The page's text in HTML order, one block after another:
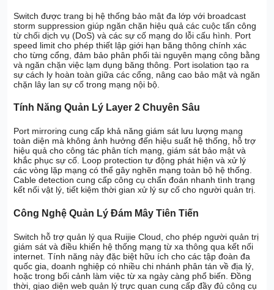
Switch được trang bị hệ thống bảo mật đa lớp với broadcast
storm suppression giúp ngăn chặn hiệu quả các cuộc tấn công
từ chối dịch vụ (DoS) và các sự cố mạng do lỗi cấu hình. Port
speed limit cho phép thiết lập giới hạn băng thông chính xác
cho từng cổng, đảm bảo phân phối tài nguyên mạng công bằng
và ngăn chặn việc lạm dụng băng thông. Port isolation tạo ra
sự cách ly hoàn toàn giữa các cổng, nâng cao bảo mật và ngăn
chặn lây lan sự cố trong mạng nội bộ.
Tính Năng Quản Lý Layer 2 Chuyên Sâu
Port mirroring cung cấp khả năng giám sát lưu lượng mạng
toàn diện mà không ảnh hưởng đến hiệu suất hệ thống, hỗ trợ
hiệu quả cho công tác phân tích mạng, giám sát bảo mật và
khắc phục sự cố. Loop protection tự động phát hiện và xử lý
các vòng lặp mạng có thể gây nghẽn mạng toàn bộ hệ thống.
Cable detection cung cấp công cụ chẩn đoán nhanh tình trạng
kết nối vật lý, tiết kiệm thời gian xử lý sự cố cho người quản trị.
Công Nghệ Quản Lý Đám Mây Tiên Tiến
Switch hỗ trợ quản lý qua Ruijie Cloud, cho phép người quản trị
giám sát và điều khiển hệ thống mạng từ xa thông qua kết nối
internet. Tính năng này đặc biệt hữu ích cho các tập đoàn đa
quốc gia, doanh nghiệp có nhiều chi nhánh phân tán về địa lý,
hoặc trong bối cảnh làm việc từ xa ngày càng phổ biến. Đồng
thời, giao diện web quản lý trực quan cung cấp đầy đủ công cụ